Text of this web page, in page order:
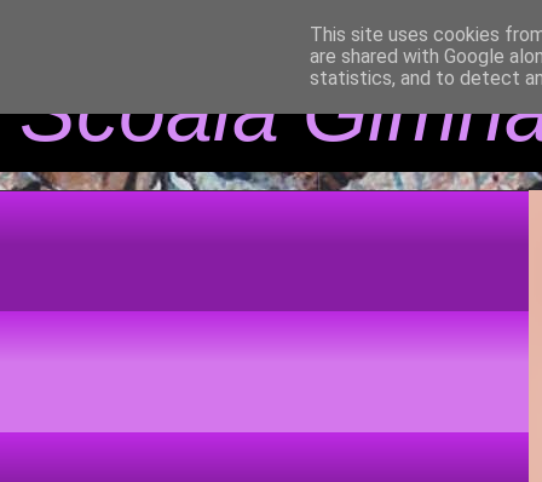
Scoala
This site uses cookies
are shared with Google
statistics, and to detect